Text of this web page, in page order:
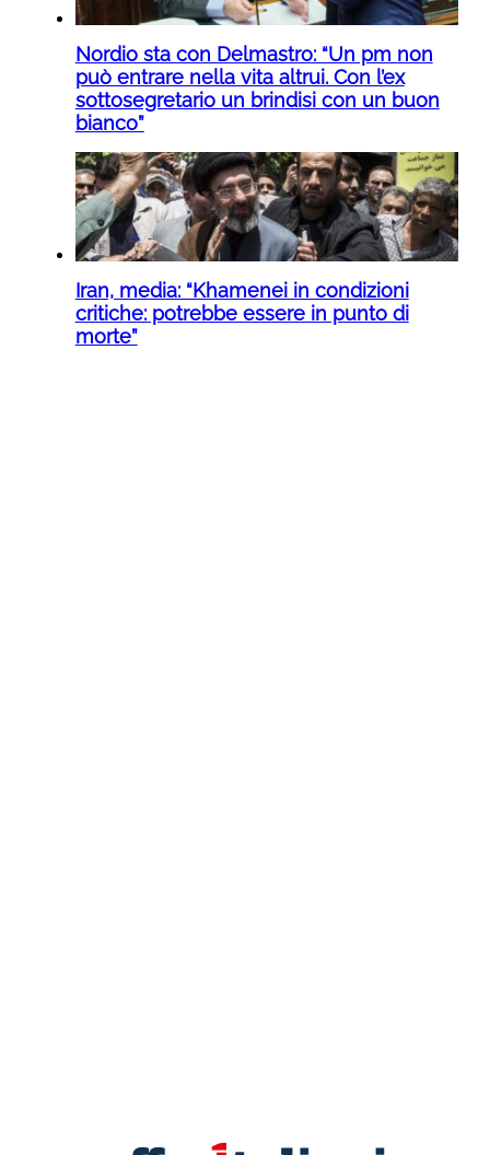
Nordio sta con Delmastro: “Un pm non
può entrare nella vita altrui. Con l’ex
sottosegretario un brindisi con un buon
bianco”
Iran, media: “Khamenei in condizioni
critiche: potrebbe essere in punto di
morte”